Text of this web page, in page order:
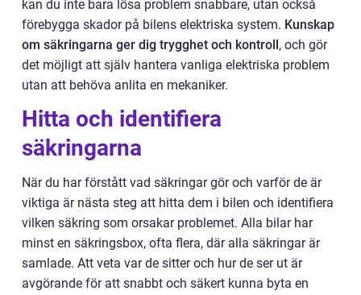
kan du inte bara lösa problem snabbare, utan också
förebygga skador på bilens elektriska system. Kunskap
om säkringarna ger dig trygghet och kontroll, och gör
det möjligt att själv hantera vanliga elektriska problem
utan att behöva anlita en mekaniker.
Hitta och identifiera
säkringarna
När du har förstått vad säkringar gör och varför de är
viktiga är nästa steg att hitta dem i bilen och identifiera
vilken säkring som orsakar problemet. Alla bilar har
minst en säkringsbox, ofta flera, där alla säkringar är
samlade. Att veta var de sitter och hur de ser ut är
avgörande för att snabbt och säkert kunna byta en